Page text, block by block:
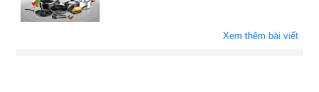
Xem thêm bài viết